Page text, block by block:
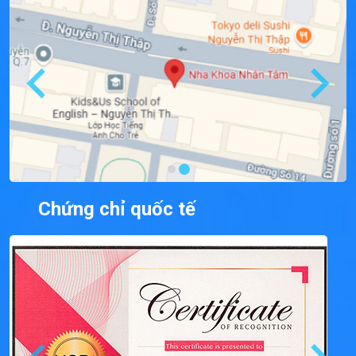
Chứng chỉ quốc tế